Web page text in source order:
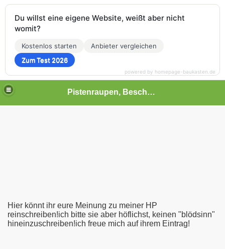
Pistenraupen, Beschneiung, Seilbahnen und mehr!
Hier könnt ihr eure Meinung zu meiner HP
reinschreiben!ich bitte sie aber höflichst, keinen "blödsinn"
hineinzuschreiben!ich freue mich auf ihrem Eintrag!
Du willst eine eigene Website, weißt aber nicht
womit?
Kostenlos starten
Anbieter vergleichen
Zum Test 2026
powered by homepage-baukasten.de